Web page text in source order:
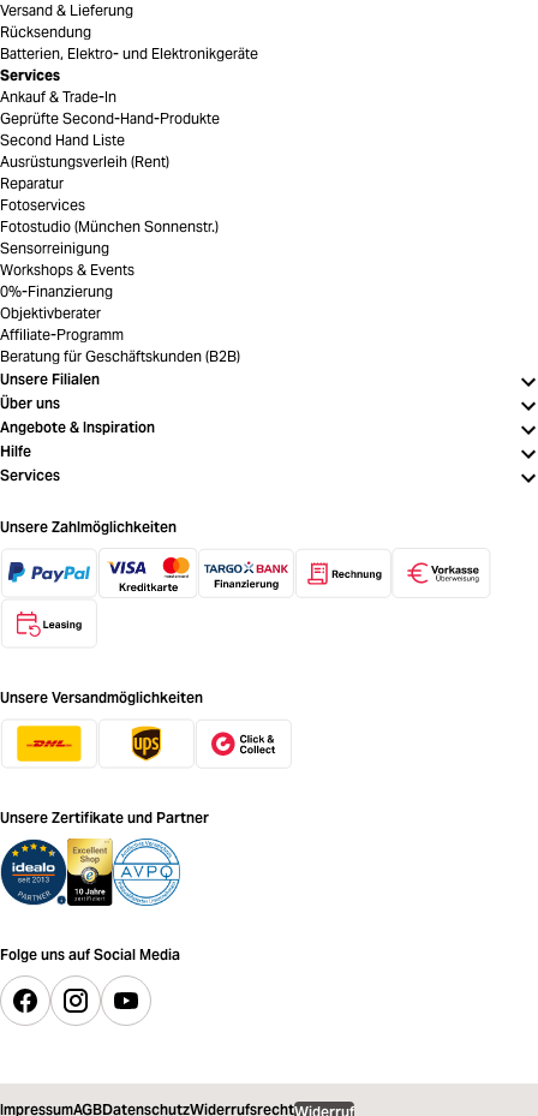
Versand & Lieferung
Rücksendung
Batterien, Elektro- und Elektronikgeräte
Services
Ankauf & Trade-In
Geprüfte Second-Hand-Produkte
Second Hand Liste
Ausrüstungsverleih (Rent)
Reparatur
Fotoservices
Fotostudio (München Sonnenstr.)
Sensorreinigung
Workshops & Events
0%-Finanzierung
Objektivberater
Affiliate-Programm
Beratung für Geschäftskunden (B2B)
Unsere Filialen
Über uns
Angebote & Inspiration
Hilfe
Services
Unsere Zahlmöglichkeiten
Unsere Versandmöglichkeiten
Unsere Zertifikate und Partner
Folge uns auf Social Media
ImpressumAGBDatenschutzWiderrufsrechtWiderruf